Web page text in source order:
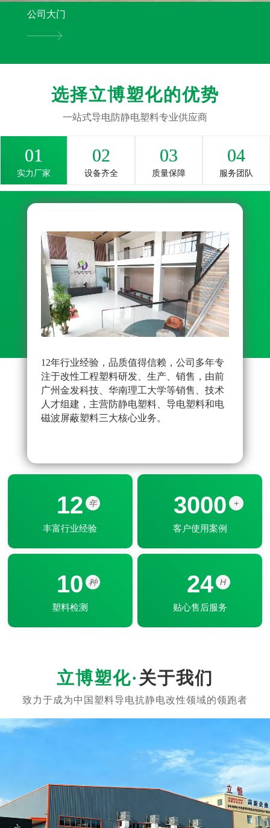
公司大门
选择立博塑化的优势
一站式导电防静电塑料专业供应商
01
实力厂家
02
设备齐全
03
质量保障
04
服务团队
12年行业经验，品质值得信赖，公司多年专
注于改性工程塑料研发、生产、销售，由前
广州金发科技、华南理工大学等销售、技术
人才组建，主营防静电塑料、导电塑料和电
磁波屏蔽塑料三大核心业务。
12 年
丰富行业经验
3000 +
客户使用案例
10 种
塑料检测
24 H
贴心售后服务
关于我们